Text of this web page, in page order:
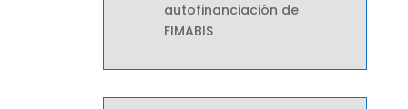
autofinanciación de
FIMABIS